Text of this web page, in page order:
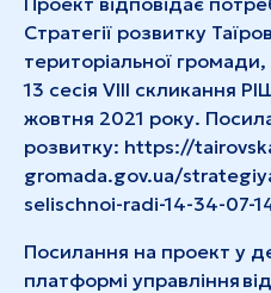
Стратегії розвитку
територіальної
13 сесія VIIІ скликання
жовтня 2021 року.
розвитку: https://
gromada.gov.ua/
selischnoi-radi-14-34-07-
Посилання на проект у
платформі управління